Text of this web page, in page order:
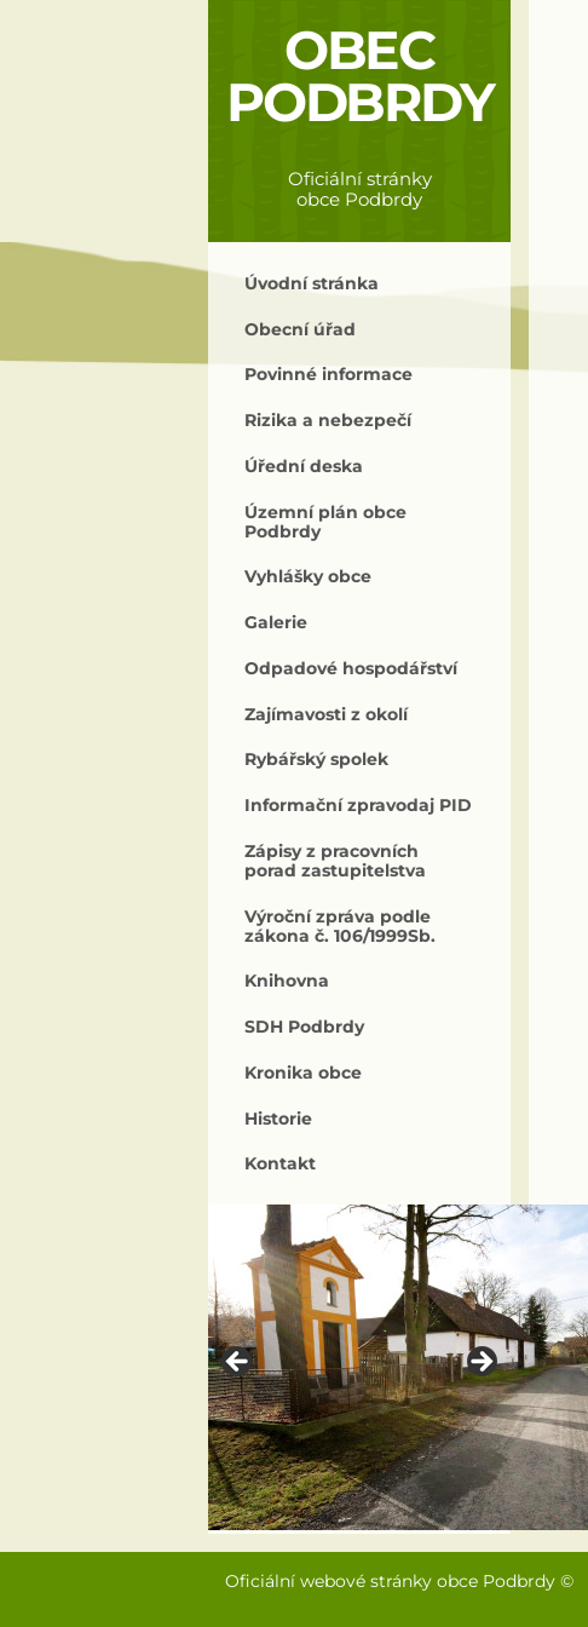
OBEC
PODBRDY
Oficiální stránky
obce Podbrdy
Úvodní stránka
Obecní úřad
Povinné informace
Rizika a nebezpečí
Úřední deska
Územní plán obce
Podbrdy
Vyhlášky obce
Galerie
Odpadové hospodářství
Zajímavosti z okolí
Rybářský spolek
Informační zpravodaj PID
Zápisy z pracovních
porad zastupitelstva
Výroční zpráva podle
zákona č. 106/1999Sb.
Knihovna
SDH Podbrdy
Kronika obce
Historie
Kontakt
Oficiální webové stránky obce Podbrdy ©